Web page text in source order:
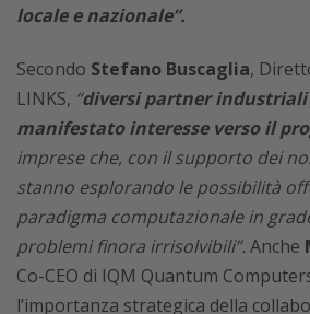
locale e nazionale”.
Secondo Stefano Buscaglia,
LINKS, “diversi partner industriali
manifestato interesse verso il
imprese che, con il supporto dei
stanno esplorando le possibilità
paradigma computazionale in
problemi finora irrisolvibili”. Anche
Co-CEO di IQM Quantum
l’importanza strategica della